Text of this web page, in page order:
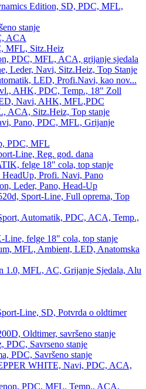
Edition, SD, PDC, MFL,
stanje
ACA
MFL, Sitz.Heiz
PDC, MFL, ACA, grijanje sjedala
Leder, Navi, Sitz.Heiz, Top Stanje
LED, Profi.Navi, kao nov...
AHK, PDC, Temp., 18" Zoll
Navi, AHK, MFL,PDC
ACA, Sitz.Heiz, Top stanje
Pano, PDC, MFL, Grijanje
PDC, MFL
Line, Reg. god. dana
felge 18" cola, top stanje
Profi. Navi, Pano
Leder, Pano, Head-Up
Sport-Line, Full oprema, Top
Automatik, PDC, ACA, Temp.,
felge 18" cola, top stanje
MFL, Ambient, LED, Anatomska
1.0, MFL, AC, Grijanje Sjedala, Alu
Line, SD, Potvrda o oldtimer
Oldtimer, savršeno stanje
PDC, Savrseno stanje
PDC, Savršeno stanje
WHITE, Navi, PDC, ACA,
PDC, MFL, Temp., ACA,